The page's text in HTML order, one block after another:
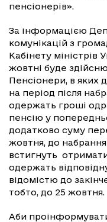
пенсіонерів».
За інформацією
комунікацій з
Кабінету міністрів
жовтні буде
Пенсіонери, в яких
на період після
одержать гроші
пенсію у
додатково суму
жовтня, до
встигнуть
одержать
відомістю до
тобто, до 25 жовтня.
Аби